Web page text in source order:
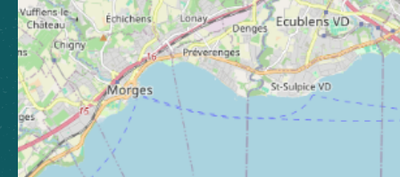
Abonnez-vous pour rester
informé, et continuer à vibrer !
S'abonner
Boutique